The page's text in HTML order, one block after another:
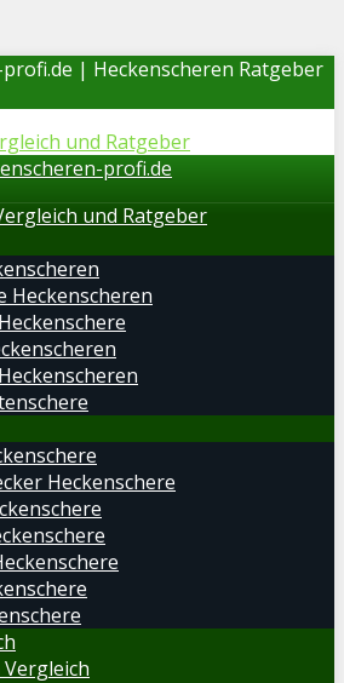
| Heckenscheren Ratgeber
profi.de
und Ratgeber
Heckenscheren
Heckenschere